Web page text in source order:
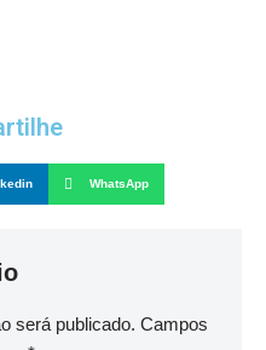
WhatsApp
será publicado. Campos